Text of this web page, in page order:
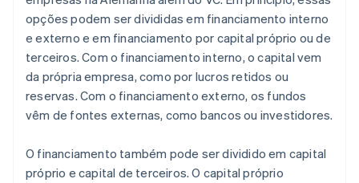
opções podem ser divididas em financiamento interno
e externo e em financiamento por capital próprio ou de
terceiros. Com o financiamento interno, o capital vem
da própria empresa, como por lucros retidos ou
reservas. Com o financiamento externo, os fundos
vêm de fontes externas, como bancos ou investidores.
O financiamento também pode ser dividido em capital
próprio e capital de terceiros. O capital próprio